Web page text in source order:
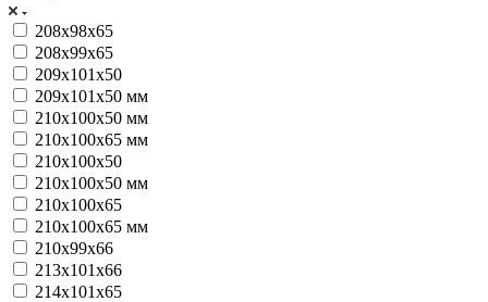
208х98х65
208х99х65
209х101х50
209х101х50 мм
210x100x50 мм
210x100x65 мм
210х100х50
210х100х50 мм
210х100х65
210х100х65 мм
210х99х66
213х101х66
214х101х65